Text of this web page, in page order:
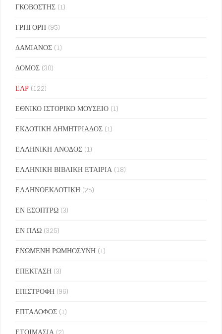
ΓΚΟΒΟΣΤΗΣ (1)
ΓΡΗΓΟΡΗ (95)
ΔΑΜΙΑΝΟΣ (1)
ΔΟΜΟΣ (30)
ΕΑΡ (122)
ΕΘΝΙΚΟ ΙΣΤΟΡΙΚΟ ΜΟΥΣΕΙΟ (1)
ΕΚΔΟΤΙΚΗ ΔΗΜΗΤΡΙΑΔΟΣ (1)
ΕΛΛΗΝΙΚΗ ΑΝΟΔΟΣ (1)
ΕΛΛΗΝΙΚΗ ΒΙΒΛΙΚΗ ΕΤΑΙΡΙΑ (18)
ΕΛΛΗΝΟΕΚΔΟΤΙΚΗ (25)
ΕΝ ΕΣΟΠΤΡΩ (3)
ΕΝ ΠΛΩ (325)
ΕΝΩΜΕΝΗ ΡΩΜΗΟΣΥΝΗ (1)
ΕΠΕΚΤΑΣΗ (3)
ΕΠΙΣΤΡΟΦΗ (96)
ΕΠΤΑΛΟΦΟΣ (1)